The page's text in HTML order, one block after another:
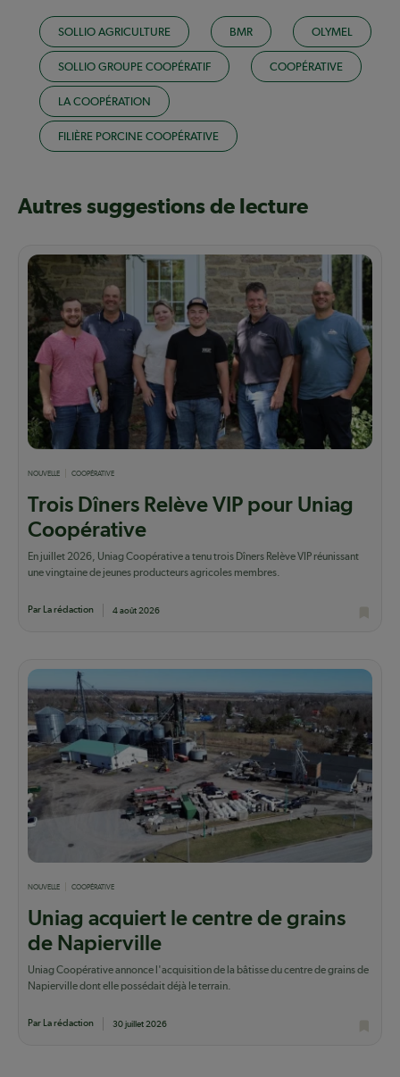
SOLLIO AGRICULTURE BMR OLYMEL
SOLLIO GROUPE COOPÉRATIF COOPÉRATIVE
LA COOPÉRATION
FILIÈRE PORCINE COOPÉRATIVE
Autres suggestions de lecture
NOUVELLE COOPÉRATIVE
Trois Dîners Relève VIP pour Uniag
Coopérative
En juillet 2026, Uniag Coopérative a tenu trois Dîners Relève VIP réunissant
une vingtaine de jeunes producteurs agricoles membres.
Par La rédaction 4 août 2026
NOUVELLE COOPÉRATIVE
Uniag acquiert le centre de grains
de Napierville
Uniag Coopérative annonce l'acquisition de la bâtisse du centre de grains de
Napierville dont elle possédait déjà le terrain.
Par La rédaction 30 juillet 2026